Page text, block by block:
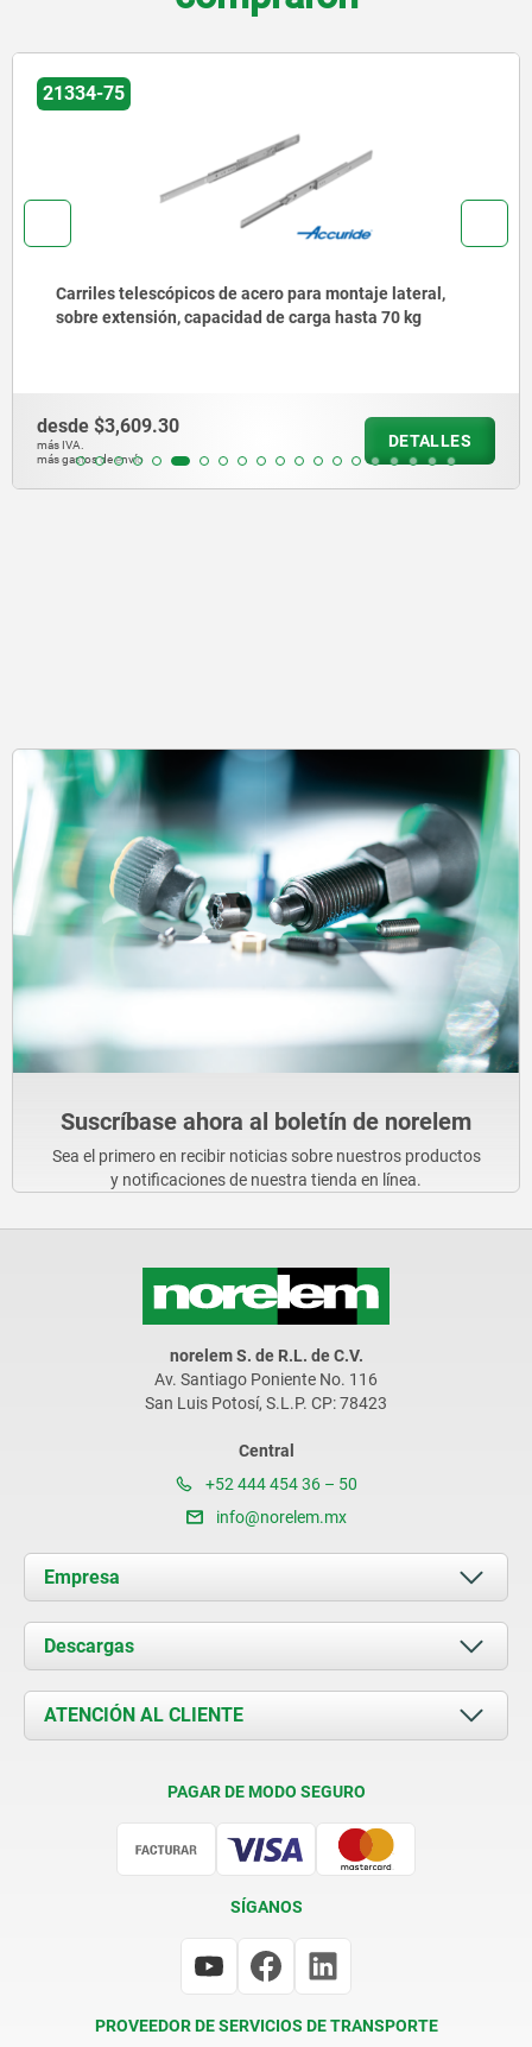
21334-75
Carriles telescópicos de acero para montaje lateral,
sobre extensión, capacidad de carga hasta 70 kg
desde $3,609.30
más IVA.
más gastos de envío
DETALLES
Suscríbase ahora al boletín de norelem
Sea el primero en recibir noticias sobre nuestros productos
y notificaciones de nuestra tienda en línea.
norelem S. de R.L. de C.V.
Av. Santiago Poniente No. 116
San Luis Potosí, S.L.P. CP: 78423
Central
+52 444 454 36 – 50
info@norelem.mx
Empresa
Acerca de nosotros
Novedades
Contacto
Descargas
Documents
ATENCIÓN AL CLIENTE
PAGAR DE MODO SEGURO
SÍGANOS
PROVEEDOR DE SERVICIOS DE TRANSPORTE